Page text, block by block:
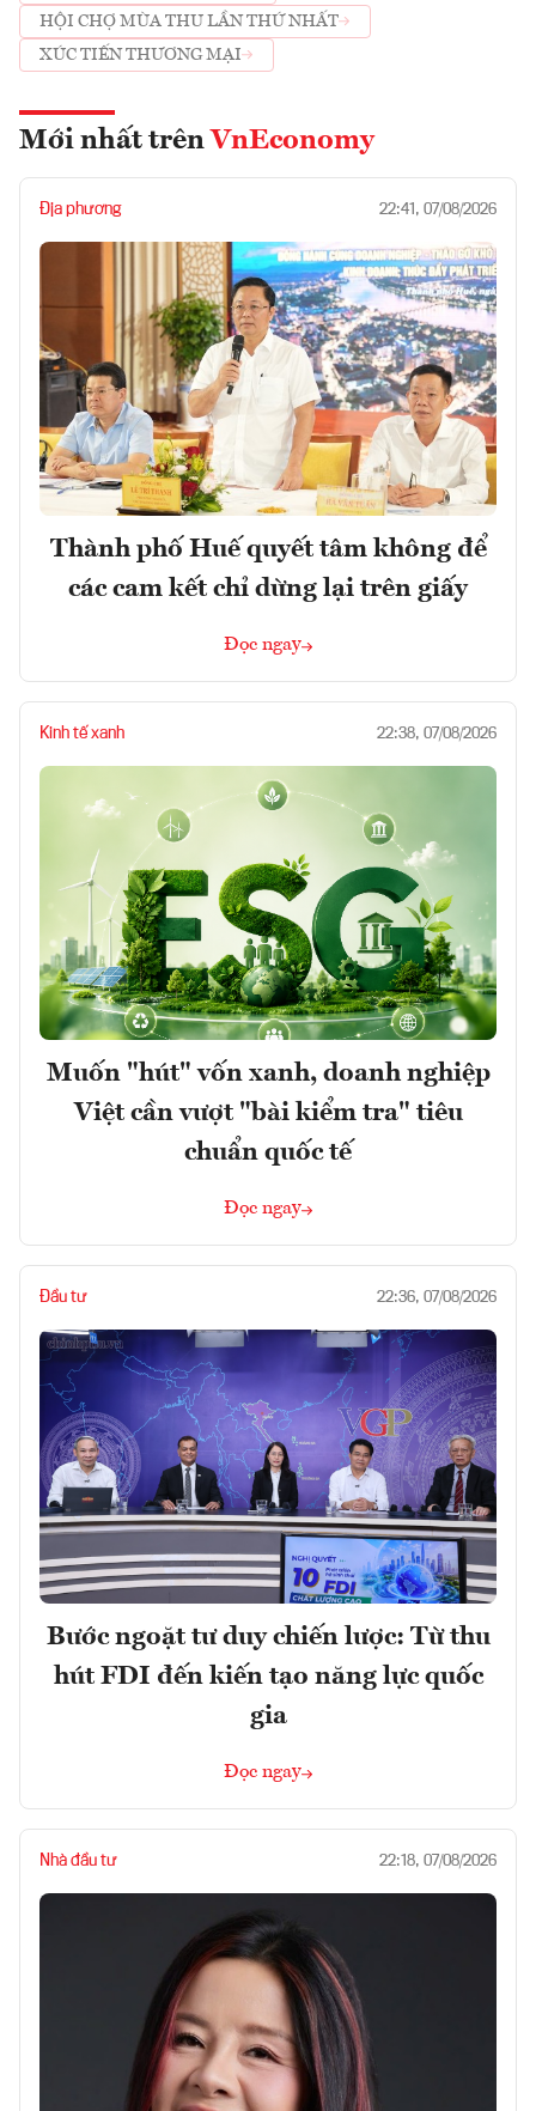
HỘI CHỢ MÙA THU LẦN THỨ NHẤT
XÚC TIẾN THƯƠNG MẠI
Mới nhất trên VnEconomy
Địa phương 22:41, 07/08/2026
Thành phố Huế quyết tâm không để
các cam kết chỉ dừng lại trên giấy
Đọc ngay
Kinh tế xanh 22:38, 07/08/2026
Muốn "hút" vốn xanh, doanh nghiệp
Việt cần vượt "bài kiểm tra" tiêu
chuẩn quốc tế
Đọc ngay
Đầu tư 22:36, 07/08/2026
Bước ngoặt tư duy chiến lược: Từ thu
hút FDI đến kiến tạo năng lực quốc
gia
Đọc ngay
Nhà đầu tư 22:18, 07/08/2026